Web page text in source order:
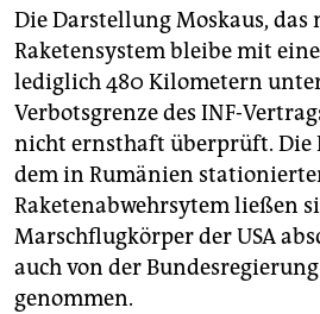
Die Darstellung Moskaus, das
Raketensystem bleibe mit
lediglich 480 Kilometern
Verbotsgrenze des INF-
nicht ernsthaft überprüft. Die
dem in Rumänien
Raketenabwehrsytem ließen
Marschflugkörper der USA
auch von der
genommen.